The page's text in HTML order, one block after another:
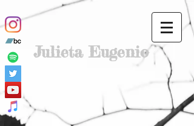
Julieta Eugenio